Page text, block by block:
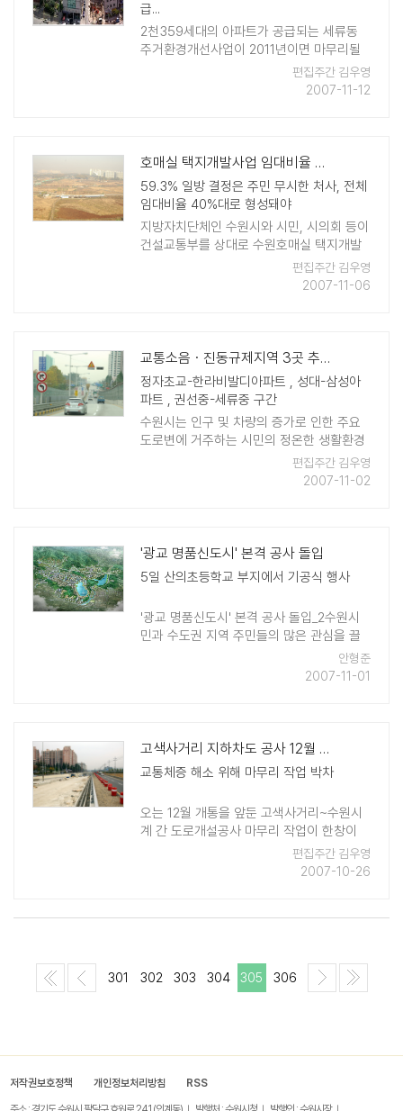
급...
2천359세대의 아파트가 공급되는 세류동
주거환경개선사업이 2011년이면 마무리될
전망이다. 수원시는 지난해 12월 주거환경개
선사업 정비구역으로 지정된 세류동 334-
편집주간 김우영
2007-11-12
호매실 택지개발사업 임대비율 하향조정 요구
59.3% 일방 결정은 주민 무시한 처사, 전체
임대비율 40%대로 형성돼야
지방자치단체인 수원시와 시민, 시의회 등이
건설교통부를 상대로 수원호매실 택지개발
사업 임대비율 하향조정을 요구하고 있다.수
원호매실 택지개발은 무주택 서민과 저소득
편집주간 김우영
2007-11-06
교통소음ㆍ진동규제지역 3곳 추가 지정
정자초교-한라비발디아파트 , 성대-삼성아
파트 , 권선중-세류중 구간
수원시는 인구 및 차량의 증가로 인한 주요
도로변에 거주하는 시민의 정온한 생활환경
조성 및 쾌적하고 환경친화적인 도시이미지
제고를 위하여 교통소음ㆍ진동규제지역 3곳
편집주간 김우영
2007-11-02
'광교 명품신도시' 본격 공사 돌입
5일 산의초등학교 부지에서 기공식 행사
'광교 명품신도시' 본격 공사 돌입_2수원시
민과 수도권 지역 주민들의 많은 관심을 끌
고 있는 '광교 명품신도시 기공식이 11월 5일
오전 11시부터 영동고속도로 동수원 IC 인근
안형준
2007-11-01
고색사거리 지하차도 공사 12월 개통
교통체증 해소 위해 마무리 작업 박차
오는 12월 개통을 앞둔 고색사거리~수원시
계 간 도로개설공사 마무리 작업이 한창이
다.이 도로는 서수원지역의 도시기반시설 확
충으로 지역간 균형발전을 도모하고 수원산
편집주간 김우영
2007-10-26
301 302 303 304 305 306
저작권보호정책 개인정보처리방침 RSS